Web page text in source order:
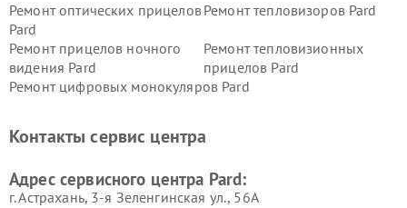
Ремонт оптических прицелов
Pard
Ремонт тепловизоров Pard
Ремонт прицелов ночного
видения Pard
Ремонт тепловизионных
прицелов Pard
Ремонт цифровых монокуляров Pard
Контакты сервис центра
Адрес сервисного центра Pard:
г. Астрахань, 3-я Зеленгинская ул., 56А